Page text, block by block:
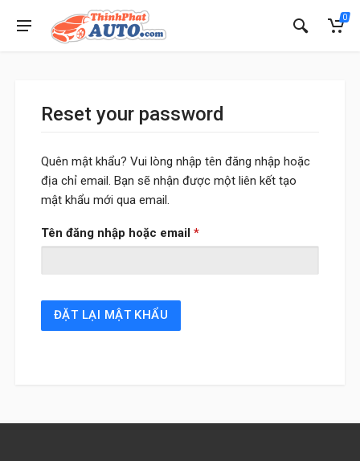
0
Reset your password
Quên mật khẩu? Vui lòng nhập tên đăng nhập hoặc
địa chỉ email. Bạn sẽ nhận được một liên kết tạo
mật khẩu mới qua email.
Tên đăng nhập hoặc email *Bắt buộc
ĐẶT LẠI MẬT KHẨU